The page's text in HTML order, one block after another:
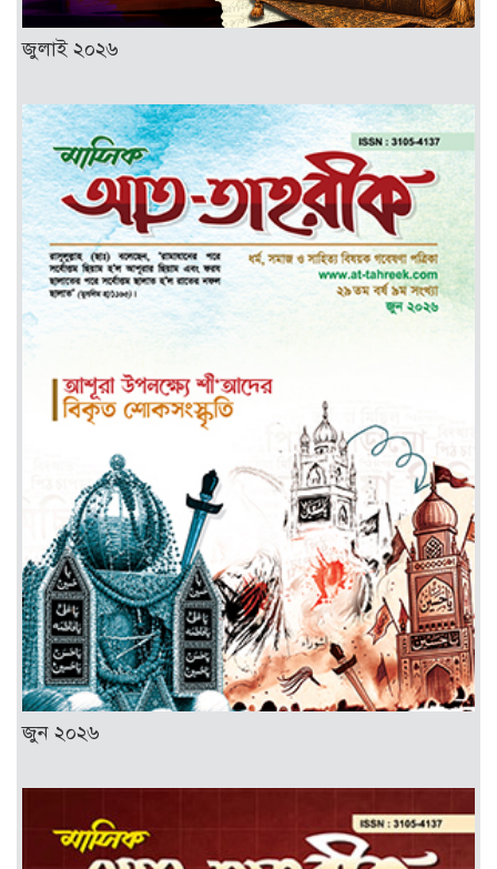
জুলাই ২০২৬
জুন ২০২৬